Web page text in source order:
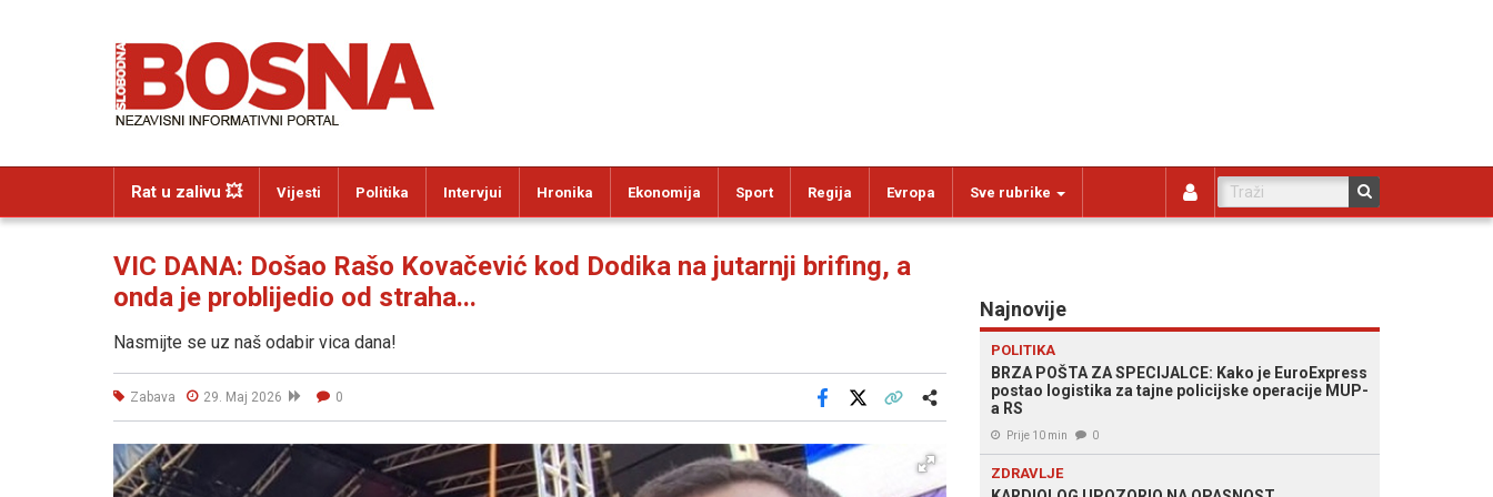
Rat u zalivu 💥 Vijesti Politika Intervjui Hronika Ekonomija Sport Regija Evropa Sve rubrike
VIC DANA: Došao Rašo Kovačević kod Dodika na jutarnji brifing, a
onda je problijedio od straha...
Nasmijte se uz naš odabir vica dana!
Zabava 29. Maj 2026 0
Facebook
Najnovije
POLITIKA
BRZA POŠTA ZA SPECIJALCE: Kako je EuroExpress
postao logistika za tajne policijske operacije MUP-
a RS
Prije 10 min 0
ZDRAVLJE